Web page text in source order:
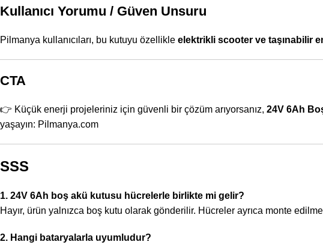
Kullanıcı Yorumu / Güven Unsuru
Pilmanya kullanıcıları, bu kutuyu özellikle elektrikli scooter ve taşınabilir
CTA
👉 Küçük enerji projeleriniz için güvenli bir çözüm arıyorsanız, 24V 6Ah
yaşayın: Pilmanya.com
SSS
1. 24V 6Ah boş akü kutusu hücrelerle birlikte mi gelir?
Hayır, ürün yalnızca boş kutu olarak gönderilir. Hücreler ayrıca monte
2. Hangi bataryalarla uyumludur?